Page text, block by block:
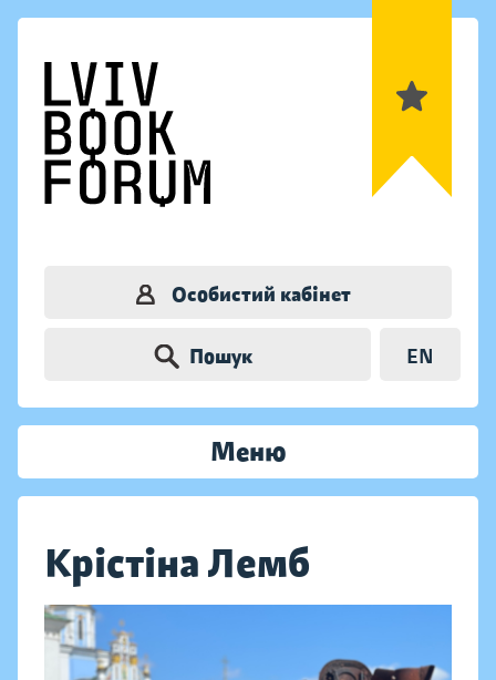
Особистий кабінет
Пошук EN
Меню
Крістіна Лемб